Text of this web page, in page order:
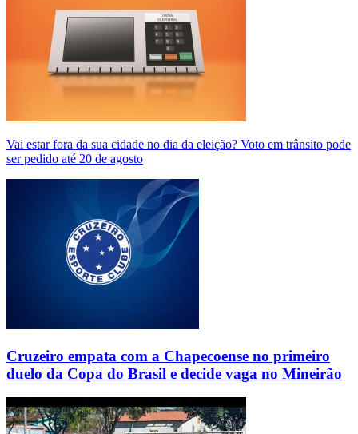
Vai estar fora da sua cidade no dia da eleição? Voto em trânsito pode
ser pedido até 20 de agosto
Cruzeiro empata com a Chapecoense no primeiro
duelo da Copa do Brasil e decide vaga no Mineirão